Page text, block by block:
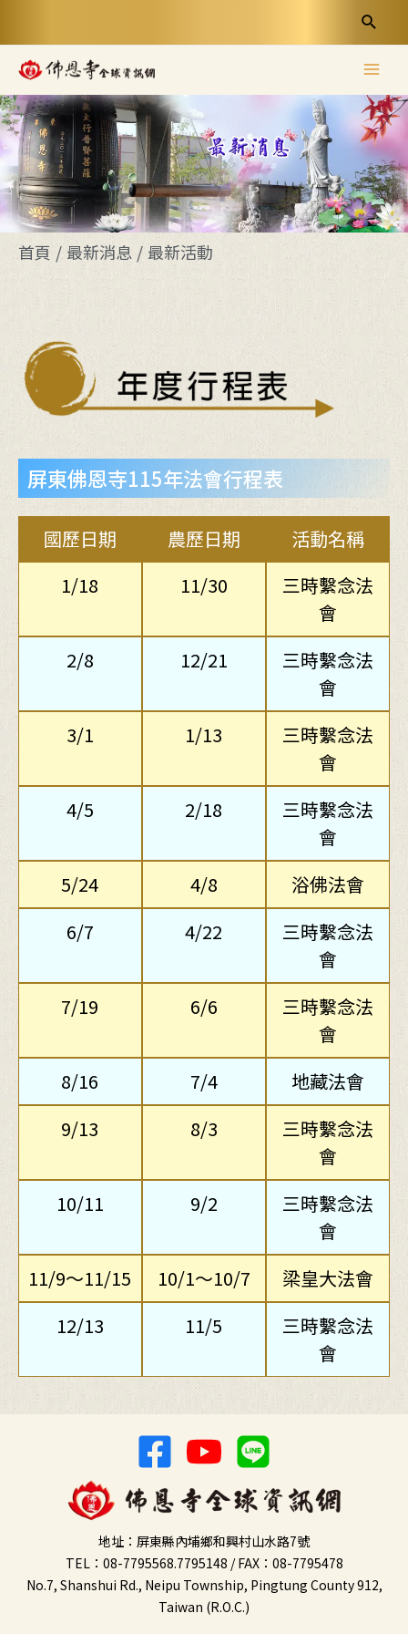
首頁 / 最新消息 / 最新活動
屏東佛恩寺115年法會行程表
國歷日期 農歷日期
活動名稱
1/18
11/30
三時繫念法
會
2/8
12/21
三時繫念法
會
3/1
1/13
三時繫念法
會
4/5
2/18
三時繫念法
會
5/24
4/8
浴佛法會
6/7
4/22
三時繫念法
會
7/19
6/6
三時繫念法
會
8/16
7/4
地藏法會
9/13
8/3
三時繫念法
會
10/11
9/2
三時繫念法
會
11/9～11/15
10/1～10/7
梁皇大法會
12/13
11/5
三時繫念法
會
地址：屏東縣內埔鄉和興村山水路7號
TEL：08-7795568.7795148 /FAX：08-7795478
No.7, Shanshui Rd., Neipu Township, Pingtung County 912,
Taiwan (R.O.C.)